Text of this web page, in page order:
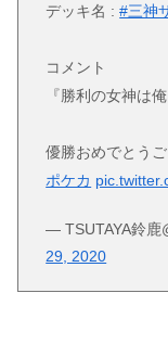
デッキ名 :#三神
コメント
『勝利の女神は
優勝おめでとう
ポケカ
— TSUTAYA鈴鹿
29, 2020